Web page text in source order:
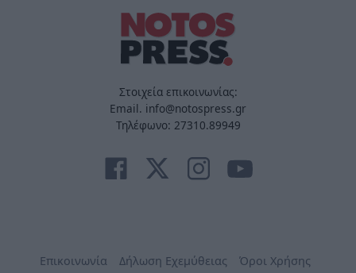
Στοιχεία επικοινωνίας:
Email. info@notospress.gr
Τηλέφωνο: 27310.89949
Επικοινωνία Δήλωση Εχεμύθειας Όροι Χρήσης